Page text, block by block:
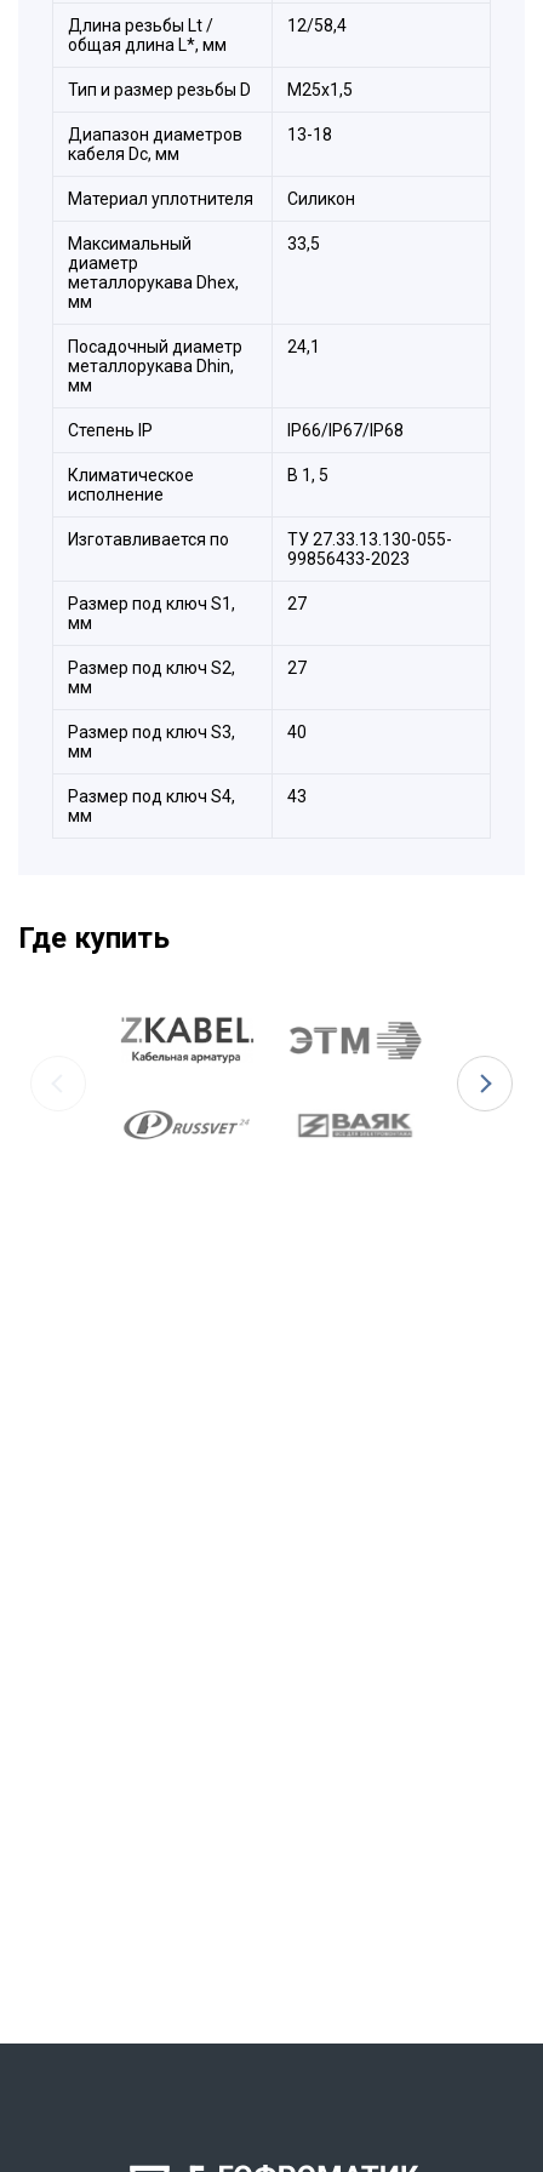
Длина резьбы Lt /
общая длина L*, мм
12/58,4
Тип и размер резьбы D М25х1,5
Диапазон диаметров
кабеля Dc, мм
13-18
Материал уплотнителя Силикон
Максимальный
диаметр
металлорукава Dhex,
мм
33,5
Посадочный диаметр
металлорукава Dhin,
мм
24,1
Степeнь IP IP66/IP67/IP68
Климатическое
исполнение
B 1, 5
Изготавливается по
ТУ 27.33.13.130-055-
99856433-2023
Размер под ключ S1,
мм
27
Размер под ключ S2,
мм
27
Размер под ключ S3,
мм
40
Размер под ключ S4,
мм
43
Где купить